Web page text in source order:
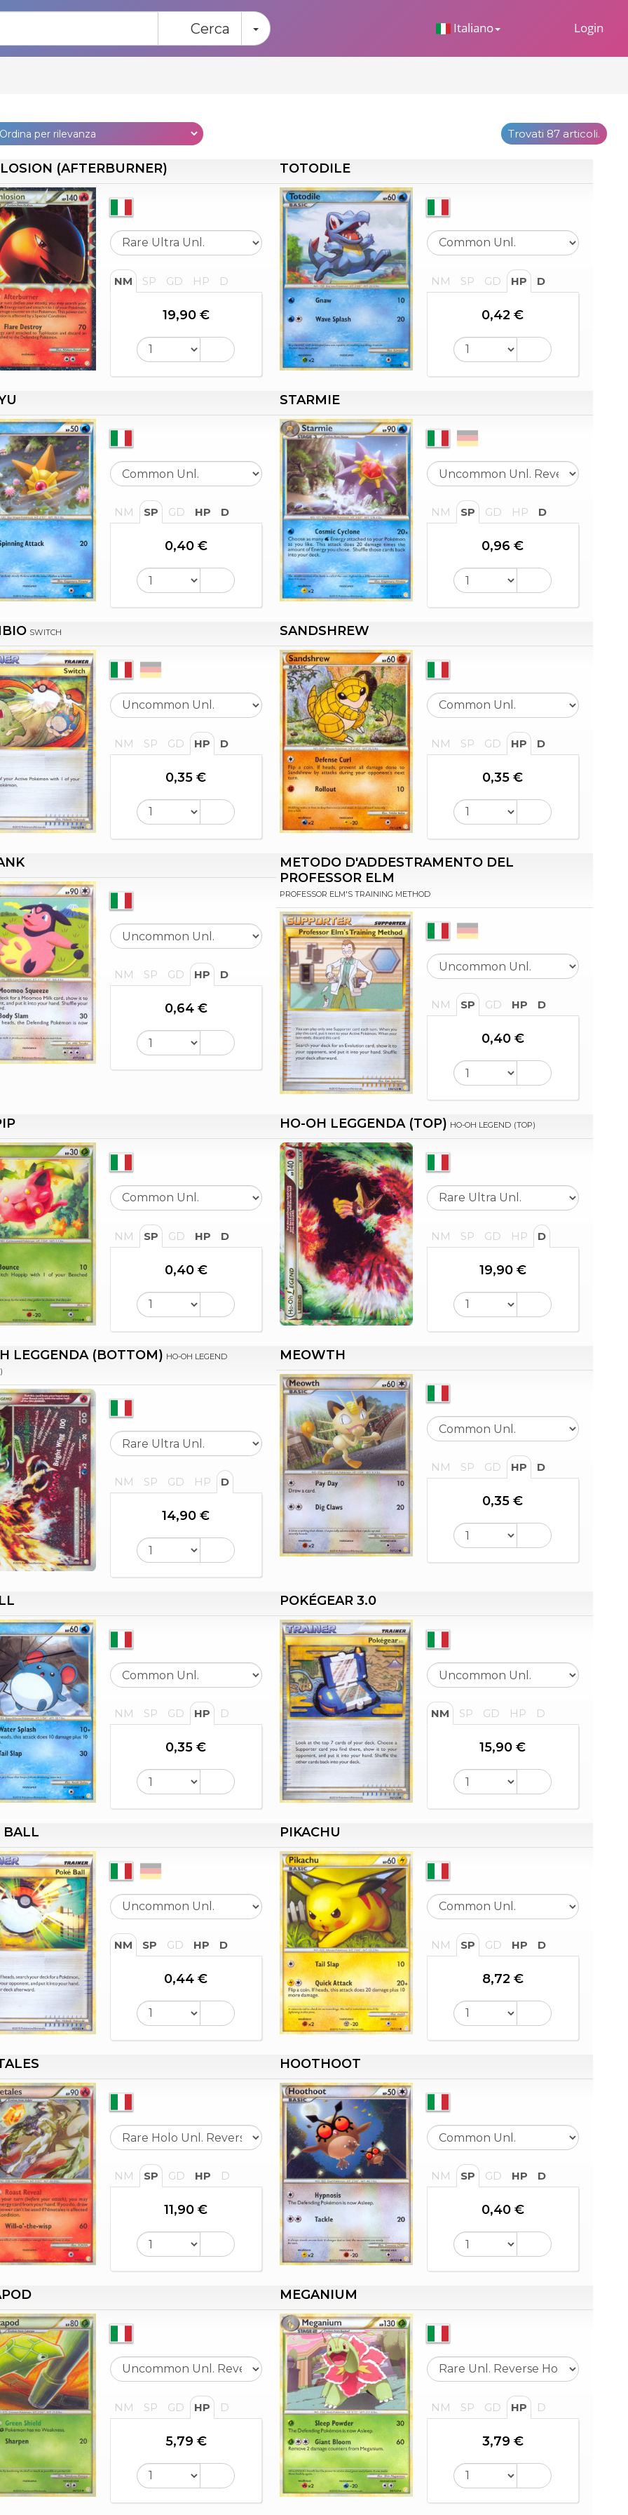
Italiano Login
Cerca Toggle Dropdown
Trovati 87 articoli.
(AFTERBURNER)
NM SP GD HP D
19,90 €
TOTODILE
NM SP GD HP D
0,42 €
NM SP GD HP D
0,40 €
STARMIE
NM SP GD HP D
0,96 €
SWITCH
NM SP GD HP D
0,35 €
SANDSHREW
NM SP GD HP D
0,35 €
NM SP GD HP D
0,64 €
METODO D'ADDESTRAMENTO DEL
PROFESSOR ELM
PROFESSOR ELM'S TRAINING METHOD
NM SP GD HP D
0,40 €
NM SP GD HP D
0,40 €
HO-OH LEGGENDA (TOP) HO-OH LEGEND (TOP)
NM SP GD HP D
19,90 €
LEGGENDA (BOTTOM) HO-OH LEGEND
NM SP GD HP D
14,90 €
MEOWTH
NM SP GD HP D
0,35 €
NM SP GD HP D
0,35 €
POKÉGEAR 3.0
NM SP GD HP D
15,90 €
BALL
NM SP GD HP D
0,44 €
PIKACHU
NM SP GD HP D
8,72 €
NM SP GD HP D
11,90 €
HOOTHOOT
NM SP GD HP D
0,40 €
NM SP GD HP D
5,79 €
MEGANIUM
NM SP GD HP D
3,79 €